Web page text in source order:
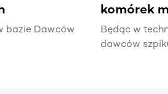
bazie Dawców
komórek
Będąc w
dawców